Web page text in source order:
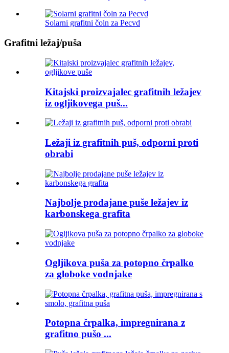
Solarni grafitni čoln za Pecvd
Grafitni ležaj/puša
Kitajski proizvajalec grafitnih ležajev
iz ogljikovega puš...
Ležaji iz grafitnih puš, odporni proti
obrabi
Najbolje prodajane puše ležajev iz
karbonskega grafita
Ogljikova puša za potopno črpalko
za globoke vodnjake
Potopna črpalka, impregnirana z
grafitno pušo ...